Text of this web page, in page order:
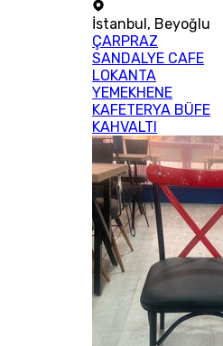
İstanbul , Beyoğlu
ÇARPRAZ
SANDALYE CAFE
LOKANTA
YEMEKHENE
KAFETERYA BÜFE
KAHVALTI